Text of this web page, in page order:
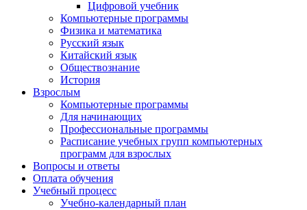
Цифровой учебник
Компьютерные программы
Физика и математика
Русский язык
Китайский язык
Обществознание
История
Взрослым
Компьютерные программы
Для начинающих
Профессиональные программы
Расписание учебных групп компьютерных
программ для взрослых
Вопросы и ответы
Оплата обучения
Учебный процесс
Учебно-календарный план